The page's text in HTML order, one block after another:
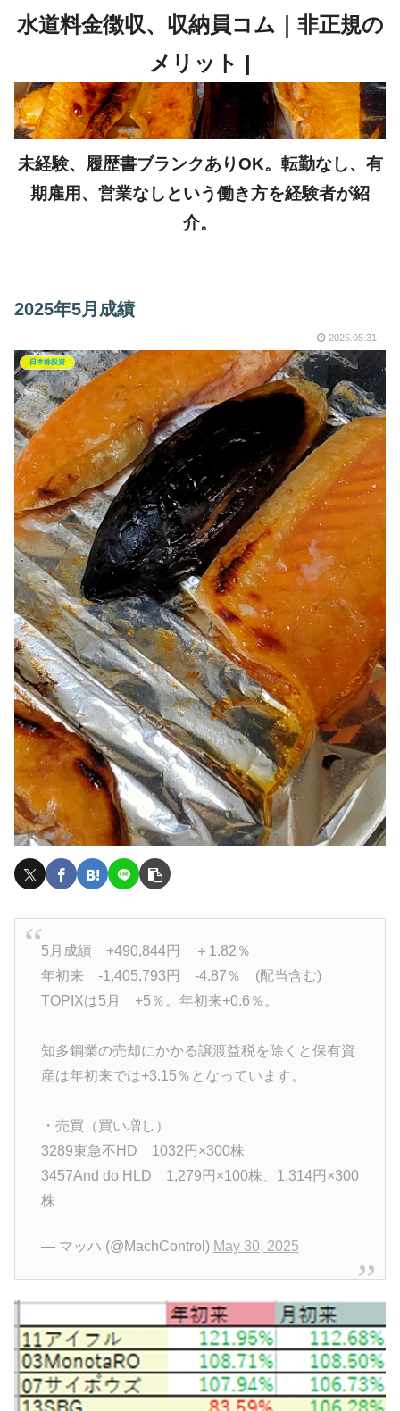
未経験、履歴書ブランクありOK。転勤なし、有
期雇用、営業なしという働き方を経験者が紹
介。
2025年5月成績
2025.05.31
日本株投資
5月成績 +490,844円 ＋1.82％
年初来 -1,405,793円 -4.87％ (配当含む)
TOPIXは5月 +5％。年初来+0.6％。
知多鋼業の売却にかかる譲渡益税を除くと保有資
産は年初来では+3.15％となっています。
・売買（買い増し）
3289東急不HD 1032円×300株
3457And do HLD 1,279円×100株、1,314円×300
株
— マッハ (@MachControl) May 30, 2025